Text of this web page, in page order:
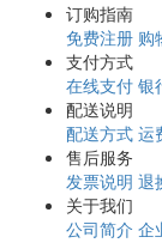
订购指南
免费注册 购
支付方式
在线支付 银
配送说明
配送方式 运
售后服务
发票说明 退
关于我们
公司简介 企